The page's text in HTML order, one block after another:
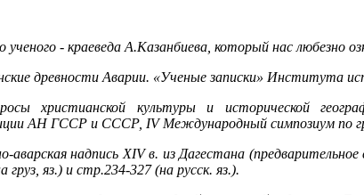
ученого - краеведа А.Казанбиева, который нас любезно
древности Аварии. «Ученые записки» Института
христианской культуры и исторической
АН ГССР и СССР, IV Международный симпозиум по
аварская надпись XIV в. из Дагестана
груз, яз.) и стр.234-327 (на русск. яз.).